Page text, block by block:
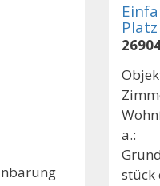
a.:
stück